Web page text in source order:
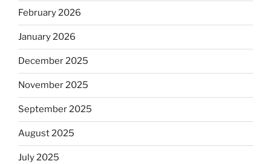
February 2026
January 2026
December 2025
November 2025
September 2025
August 2025
July 2025